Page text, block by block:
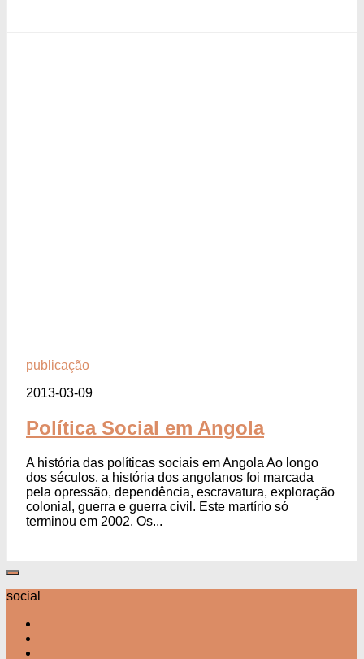
publicação
2013-03-09
Política Social em Angola
A história das políticas sociais em Angola Ao longo
dos séculos, a história dos angolanos foi marcada
pela opressão, dependência, escravatura, exploração
colonial, guerra e guerra civil. Este martírio só
terminou em 2002. Os...
social